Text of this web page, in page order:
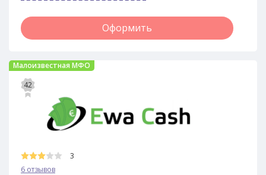
Оформить
Малоизвестная МФО
42
3
6 отзывов